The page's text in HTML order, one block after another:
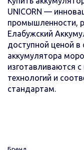
UNICORN —
промышленности,
Елабужский
доступной ценой в
аккумулятора
изготавливаются
технологий и
стандартам.